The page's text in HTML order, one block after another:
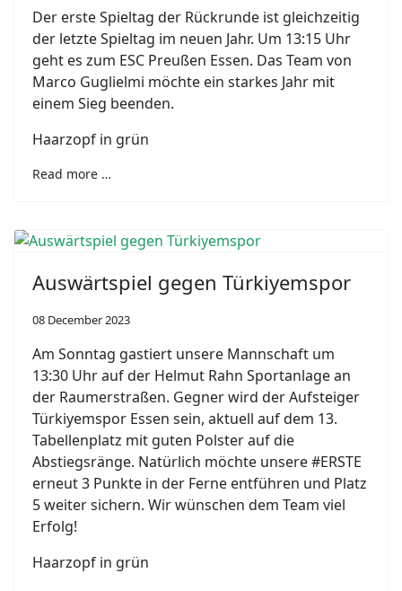
Der erste Spieltag der Rückrunde ist gleichzeitig
der letzte Spieltag im neuen Jahr. Um 13:15 Uhr
geht es zum ESC Preußen Essen. Das Team von
Marco Guglielmi möchte ein starkes Jahr mit
einem Sieg beenden.
Haarzopf in grün
Read more …
Auswärtspiel gegen Türkiyemspor
08 December 2023
Am Sonntag gastiert unsere Mannschaft um
13:30 Uhr auf der Helmut Rahn Sportanlage an
der Raumerstraßen. Gegner wird der Aufsteiger
Türkiyemspor Essen sein, aktuell auf dem 13.
Tabellenplatz mit guten Polster auf die
Abstiegsränge. Natürlich möchte unsere #ERSTE
erneut 3 Punkte in der Ferne entführen und Platz
5 weiter sichern. Wir wünschen dem Team viel
Erfolg!
Haarzopf in grün